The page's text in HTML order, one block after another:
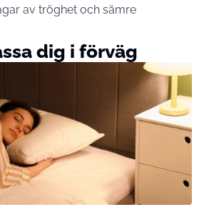
av tröghet och sämre
dig i förväg